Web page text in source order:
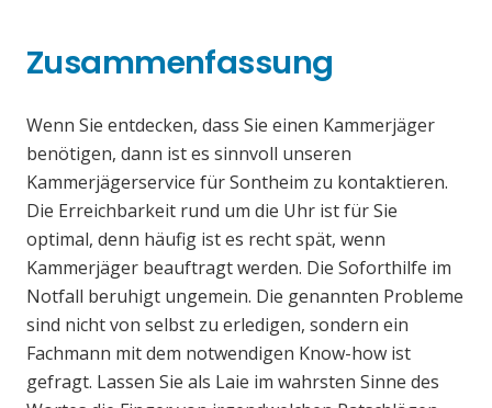
Zusammenfassung
Wenn Sie entdecken, dass Sie einen Kammerjäger
benötigen, dann ist es sinnvoll unseren
Kammerjägerservice für Sontheim zu kontaktieren.
Die Erreichbarkeit rund um die Uhr ist für Sie
optimal, denn häufig ist es recht spät, wenn
Kammerjäger beauftragt werden. Die Soforthilfe im
Notfall beruhigt ungemein. Die genannten Probleme
sind nicht von selbst zu erledigen, sondern ein
Fachmann mit dem notwendigen Know-how ist
gefragt. Lassen Sie als Laie im wahrsten Sinne des